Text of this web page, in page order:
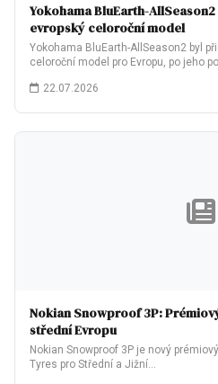
Yokohama BluEarth-
evropský celoroční model
Yokohama BluEarth-AllSeason2 byl
celoroční model pro Evropu, po jeho
22.07.2026
Nokian Snowproof 3P:
střední Evropu
Nokian Snowproof 3P je nový
Tyres pro Střední a Jižní…